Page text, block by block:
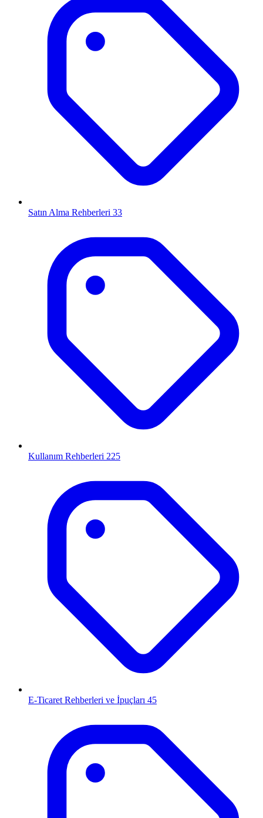
Satın Alma Rehberleri 33
Kullanım Rehberleri 225
E-Ticaret Rehberleri ve İpuçları 45